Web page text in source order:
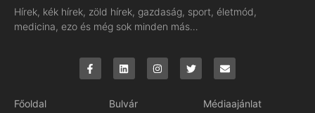
Hírek, kék hírek, zöld hírek, gazdaság, sport, életmód,
medicina, ezo és még sok minden más…
Főoldal Bulvár Médiaajánlat